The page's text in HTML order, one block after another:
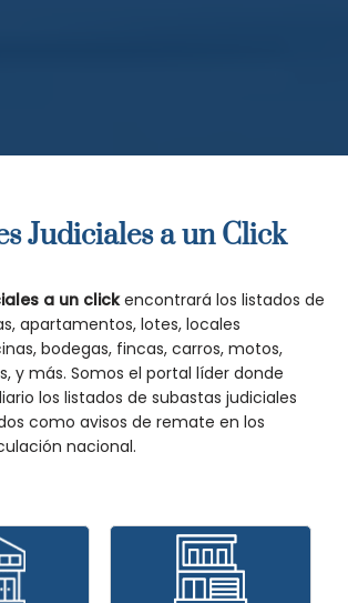
Judiciales a un Click
a un clickencontrará los listados de
apartamentos, lotes, locales
bodegas, fincas, carros, motos,
y más. Somos el portal líder donde
los listados de subastas judiciales
como avisos de remate en los
nacional.